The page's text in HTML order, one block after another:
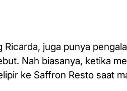
juga punya
Nah biasanya, ketika
ke Saffron Resto saat